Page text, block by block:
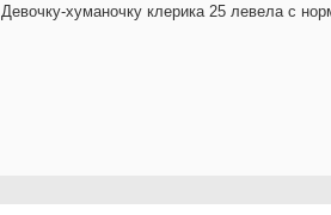
Девочку-хуманочку клерика 25 левела с